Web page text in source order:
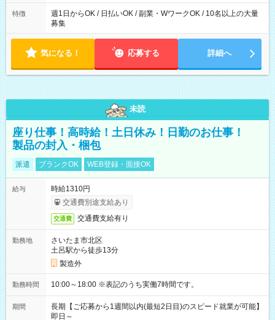
特徴
週1日からOK / 日払いOK / 副業・WワークOK / 10名以上の大量
募集
気になる！ 応募する 詳細へ
未読
座り仕事！高時給！土日休み！日勤のお仕事！
製品の封入・梱包
派遣 ブランクOK WEB登録・面接OK
給与
時給1310円
交通費別途支給あり
交通費 交通費支給有り
勤務地
さいたま市北区
土呂駅から徒歩13分
製造外
勤務時間 10:00～18:00 ※表記のうち実働7時間です。
期間
長期【ご応募から1週間以内(最短2日目)のスピード就業が可能】
即日～